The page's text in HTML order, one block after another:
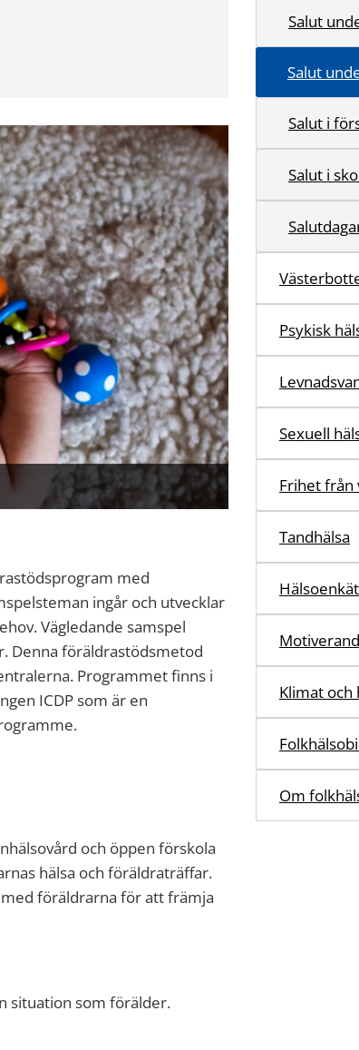
med
ingår och utvecklar
Vägledande samspel
Denna föräldrastödsmetod
Programmet finns i
ICDP som är en
och öppen förskola
hälsa och föräldraträffar.
föräldrarna för att främja
situation som förälder.
Salut
Salut
Salut i
Salut i
Psykisk
Sexuell
Frihet från
Tandhälsa
Klimat och
Om